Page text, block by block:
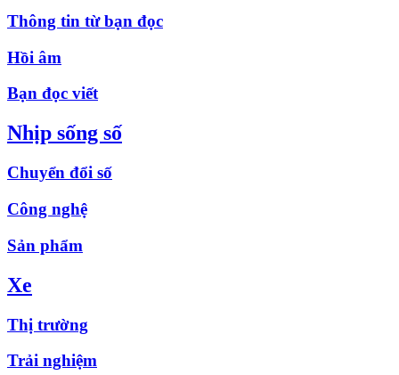
Thông tin từ bạn đọc
Hồi âm
Bạn đọc viết
Nhịp sống số
Chuyển đổi số
Công nghệ
Sản phẩm
Xe
Thị trường
Trải nghiệm